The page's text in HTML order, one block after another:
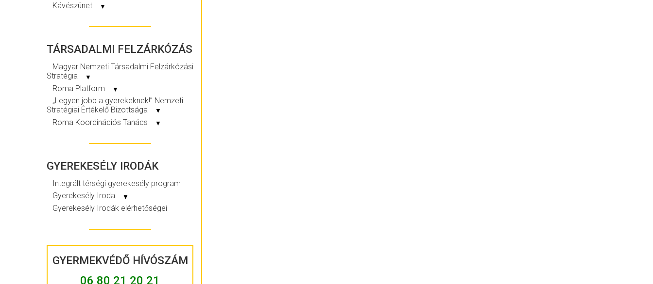
Kávészünet ▼
TÁRSADALMI FELZÁRKÓZÁS
Magyar Nemzeti Társadalmi Felzárkózási
Stratégia
▼
Roma Platform ▼
„Legyen jobb a gyerekeknek!” Nemzeti
Stratégiai Értékelő Bizottsága
▼
Roma Koordinációs Tanács ▼
GYEREKESÉLY IRODÁK
Integrált térségi gyerekesély program
Gyerekesély Iroda
▼
Gyerekesély Irodák elérhetőségei
GYERMEKVÉDŐ HÍVÓSZÁM
06 80 21 20 21